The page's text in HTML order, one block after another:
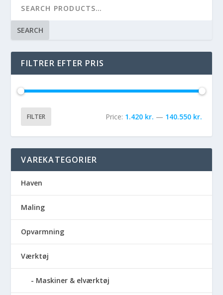
SEARCH
FILTRER EFTER PRIS
FILTER Price: 1.420 kr. — 140.550 kr.
VAREKATEGORIER
Haven
Maling
Opvarmning
Værktøj
Maskiner & elværktøj